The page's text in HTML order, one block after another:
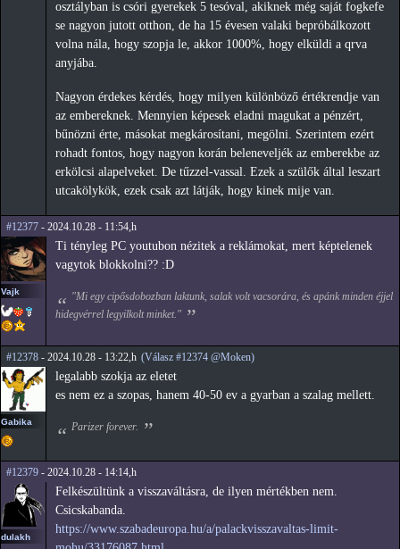
osztályban is csóri gyerekek 5 tesóval, akiknek még saját fogkefe
se nagyon jutott otthon, de ha 15 évesen valaki bepróbálkozott
volna nála, hogy szopja le, akkor 1000%, hogy elküldi a qrva
anyjába.
Nagyon érdekes kérdés, hogy milyen különböző értékrendje van
az embereknek. Mennyien képesek eladni magukat a pénzért,
bűnözni érte, másokat megkárosítani, megölni. Szerintem ezért
rohadt fontos, hogy nagyon korán beleneveljék az emberekbe az
erkölcsi alapelveket. De tűzzel-vassal. Ezek a szülők által leszart
utcakölykök, ezek csak azt látják, hogy kinek mije van.
#12377 - 2024.10.28 - 11:54,h
Vajk
Ti tényleg PC youtubon nézitek a reklámokat, mert képtelenek
vagytok blokkolni?? :D
"Mi egy cipősdobozban laktunk, salak volt vacsorára, és apánk minden éjjel
hidegvérrel legyilkolt minket."
#12378 - 2024.10.28 - 13:22,h (Válasz #12374 @Moken)
Gabika
legalabb szokja az eletet
es nem ez a szopas, hanem 40-50 ev a gyarban a szalag mellett.
Parizer forever.
#12379 - 2024.10.28 - 14:14,h
dulakh
Felkészültünk a visszaváltásra, de ilyen mértékben nem.
Csicskabanda.
https://www.szabadeuropa.hu/a/palackvisszavaltas-limit-